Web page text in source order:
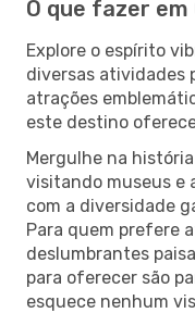
O que fazer em
Explore o espírito
diversas atividades
atrações
este destino
Mergulhe na
visitando museus e
com a diversidade
Para quem prefere
deslumbrantes
para oferecer são
esquece nenhum